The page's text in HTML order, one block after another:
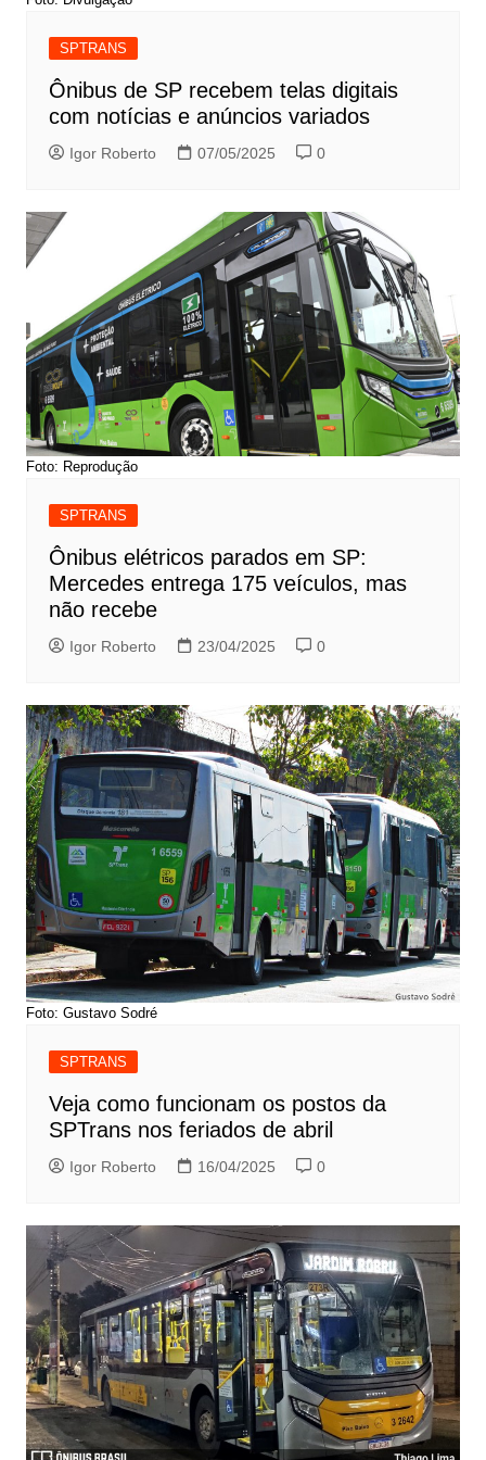
SPTRANS
Ônibus de SP recebem telas digitais
com notícias e anúncios variados
Igor Roberto 07/05/2025 0
Foto: Reprodução
SPTRANS
Ônibus elétricos parados em SP:
Mercedes entrega 175 veículos, mas
não recebe
Igor Roberto 23/04/2025 0
Foto: Gustavo Sodré
SPTRANS
Veja como funcionam os postos da
SPTrans nos feriados de abril
Igor Roberto 16/04/2025 0